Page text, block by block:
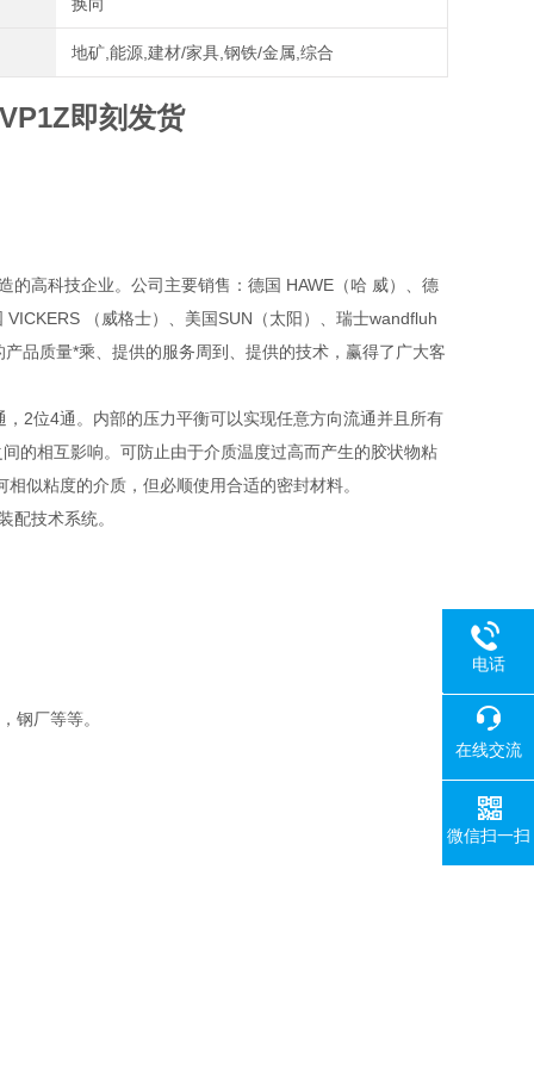
地矿,能源,建材/家具,钢铁/金属,综合
即刻发货
高科技企业。公司主要销售：德国 HAWE（哈 威）、德
（威格士）、美国SUN（太阳）、瑞士wandfluh
品质量*乘、提供的服务周到、提供的技术，赢得了广大客
2位4通。内部的压力平衡可以实现任意方向流通并且所有
的相互影响。可防止由于介质温度过高而产生的胶状物粘
似粘度的介质，但必顺使用合适的密封材料。
配技术系统。
钢厂等等。
电话
在线交流
微信扫一扫